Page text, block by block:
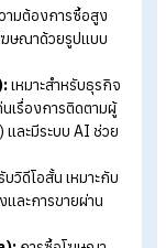
การตลาดต้องรู้
ลและคุ้มค่าในปี 2026
ยมในปี 2026